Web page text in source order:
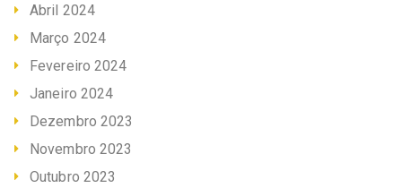
Abril 2024
Março 2024
Fevereiro 2024
Janeiro 2024
Dezembro 2023
Novembro 2023
Outubro 2023